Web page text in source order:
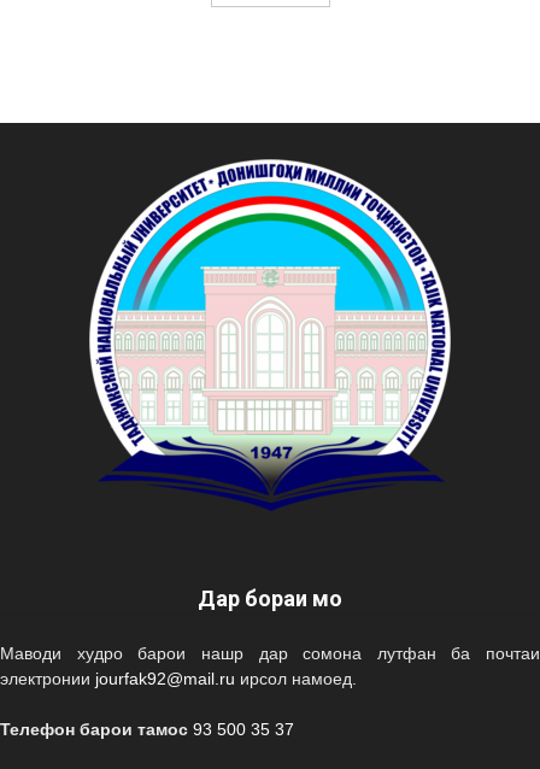
Дар бораи мо
Маводи худро барои нашр дар сомона лутфан ба почтаи
электронии jourfak92@mail.ru ирсол намоед.
Телефон барои тамос 93 500 35 37